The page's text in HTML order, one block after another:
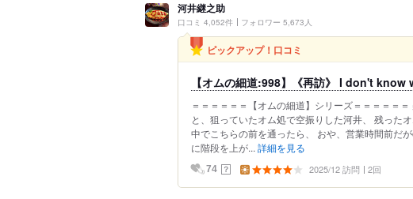
河井継之助
口コミ 4,052件 フォロワー 5,673人
ピックアップ！口コミ
【オムの細道:998】《再訪》 I don't know
＝＝＝＝＝＝【オムの細道】シリーズ＝＝＝＝＝
と、狙っていたオム処で空振りした河井、 残った
中でこちらの前を通ったら、 おや、営業時間前だ
に階段を上が... 詳細を見る
74 ？ 2025/12 訪問 2回